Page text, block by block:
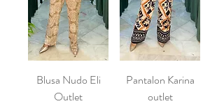
Blusa Nudo Eli
Outlet
Pantalon Karina
outlet